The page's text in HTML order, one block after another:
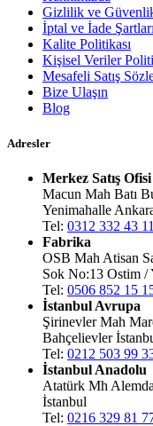
Gizlilik ve
İptal ve İade
Kalite Politikası
Kişisel Veriler
Mesafeli Satış
Bize Ulaşın
Blog
Adresler
Merkez Satış
Macun Mah Batı
Yenimahalle
Tel: 0312 332 43 11
Fabrika
OSB Mah Atisan
Sok No:13 Ostim /
Tel: 0506 852 15
İstanbul Avrupa
Şirinevler Mah
Bahçelievler
Tel: 0212 503 99
İstanbul Anadolu
Atatürk Mh
İstanbul
Tel: 0216 329 81